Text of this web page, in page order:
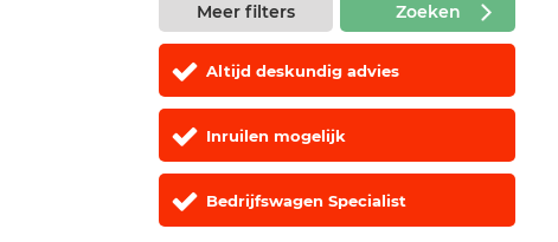
Meer filters Zoeken
Altijd deskundig advies
Inruilen mogelijk
Bedrijfswagen Specialist